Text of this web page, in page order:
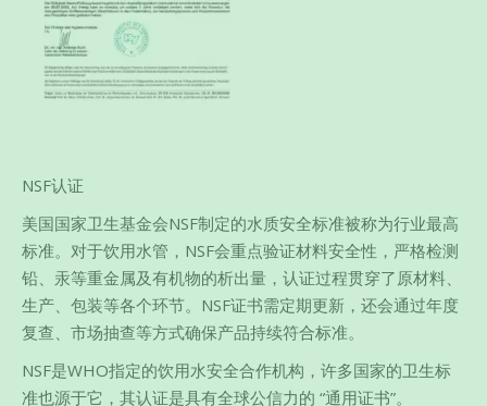
NSF认证
美国国家卫生基金会NSF制定的水质安全标准被称为行业最高
标准。对于饮用水管，NSF会重点验证材料安全性，严格检测
铅、汞等重金属及有机物的析出量，认证过程贯穿了原材料、
生产、包装等各个环节。NSF证书需定期更新，还会通过年度
复查、市场抽查等方式确保产品持续符合标准。
NSF是WHO指定的饮用水安全合作机构，许多国家的卫生标
准也源于它，其认证是具有全球公信力的 “通用证书”。